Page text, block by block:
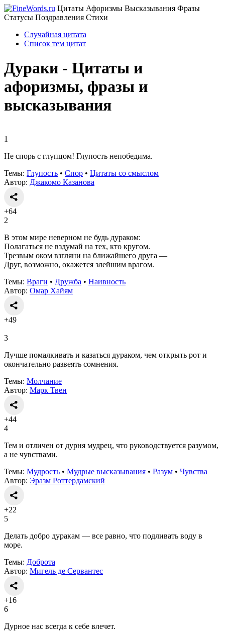
Цитаты Афоризмы Высказывания Фразы
Статусы Поздравления Стихи
Случайная цитата
Список тем цитат
Дураки - Цитаты и
афоризмы, фразы и
высказывания
1
Не спорь с глупцом! Глупость непобедима.
Темы: Глупость • Спор • Цитаты со смыслом
Автор: Джакомо Казанова
+64
2
В этом мире неверном не будь дураком:
Полагаться не вздумай на тех, кто кругом.
Трезвым оком взгляни на ближайшего друга —
Друг, возможно, окажется злейшим врагом.
Темы: Враги • Дружба • Наивность
Автор: Омар Хайям
+49
3
Лучше помалкивать и казаться дураком, чем открыть рот и
окончательно развеять сомнения.
Темы: Молчание
Автор: Марк Твен
+44
4
Тем и отличен от дурня мудрец, что руководствуется разумом,
а не чувствами.
Темы: Мудрость • Мудрые высказывания • Разум • Чувства
Автор: Эразм Роттердамский
+22
5
Делать добро дуракам — все равно, что подливать воду в
море.
Темы: Доброта
Автор: Мигель де Сервантес
+16
6
Дурное нас всегда к себе влечет.